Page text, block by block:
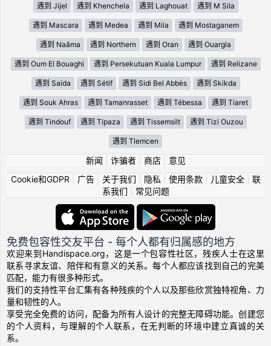
遇到 Jijel 遇到 Khenchela 遇到 Laghouat 遇到 M Sila
遇到 Mascara 遇到 Medea 遇到 Mila 遇到 Mostaganem
遇到 Naâma 遇到 Northern 遇到 Oran 遇到 Ouargla
遇到 Oum El Bouaghi 遇到 Persekutuan Kuala Lumpur 遇到 Relizane
遇到 Saida 遇到 Sétif 遇到 Sidi Bel Abbès 遇到 Skikda
遇到 Souk Ahras 遇到 Tamanrasset 遇到 Tébessa 遇到 Tiaret
遇到 Tindouf 遇到 Tipaza 遇到 Tissemsilt 遇到 Tizi Ouzou
遇到 Tlemcen
新闻 诈骗者| 商店| 意见
Cookie和GDPR
广告| 关于我们 隐私 使用条款| 儿童安全| 联
系我们
常见问题
免费包容性交友平台 - 每个人都有归属感的地方
欢迎来到Handispace.org，这是一个包容性社区，残疾人士在这里
联系寻求友谊、陪伴和有意义的关系。每个人都应该找到自己的完美
匹配，能力有很多种形式。
我们的支持性平台汇集有各种残疾的个人以及那些欣赏独特视角、力
量和韧性的人。
享受完全免费的访问，配备为所有人设计的完整无障碍功能。创建您
的个人资料，与理解的个人联系，在无判断的环境中建立真诚的关
系。